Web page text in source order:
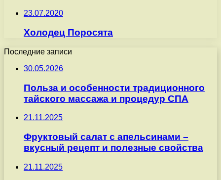
23.07.2020
Холодец Поросята
Последние записи
30.05.2026
Польза и особенности традиционного
тайского массажа и процедур СПА
21.11.2025
Фруктовый салат с апельсинами –
вкусный рецепт и полезные свойства
21.11.2025